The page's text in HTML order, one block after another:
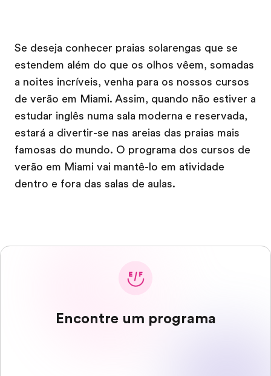
Carreiras
Junte-se a nós
Se deseja conhecer praias solarengas que se
estendem além do que os olhos vêem, somadas
a noites incríveis, venha para os nossos cursos
de verão em Miami. Assim, quando não estiver a
estudar inglês numa sala moderna e reservada,
estará a divertir-se nas areias das praias mais
famosas do mundo. O programa dos cursos de
verão em Miami vai mantê-lo em atividade
dentro e fora das salas de aulas.
Encontre um programa